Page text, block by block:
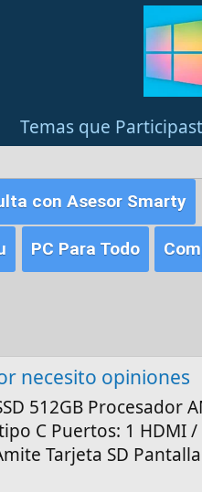
Temas que
con Asesor Smarty
PC Para Todo
necesito opiniones
512GB Procesador
C Puertos: 1 HDMI /
Tarjeta SD